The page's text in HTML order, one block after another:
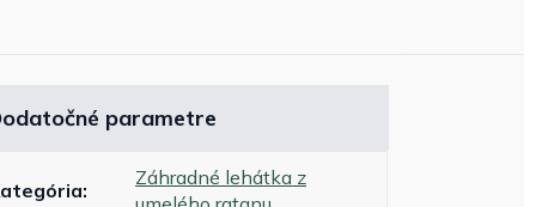
parametre
:
Záhradné lehátka z